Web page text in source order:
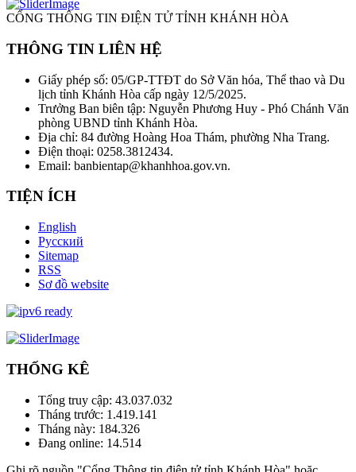
CỔNG THÔNG TIN ĐIỆN TỬ TỈNH KHÁNH HÒA
THÔNG TIN LIÊN HỆ
Giấy phép số: 05/GP-TTĐT do Sở Văn hóa, Thể thao và Du
lịch tỉnh Khánh Hòa cấp ngày 12/5/2025.
Trưởng Ban biên tập: Nguyễn Phương Huy - Phó Chánh Văn
phòng UBND tỉnh Khánh Hòa.
Địa chỉ: 84 đường Hoàng Hoa Thám, phường Nha Trang.
Điện thoại: 0258.3812434.
Email: banbientap@khanhhoa.gov.vn.
TIỆN ÍCH
English
Русский
Sitemap
RSS
Sơ đồ website
THỐNG KÊ
Tổng truy cập: 43.037.032
Tháng trước: 1.419.141
Tháng này: 184.326
Đang online: 14.514